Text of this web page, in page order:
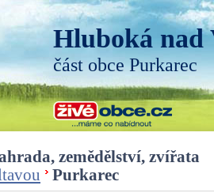
Hluboká nad
část obce Purkarec
zemědělství, zvířata
Purkarec